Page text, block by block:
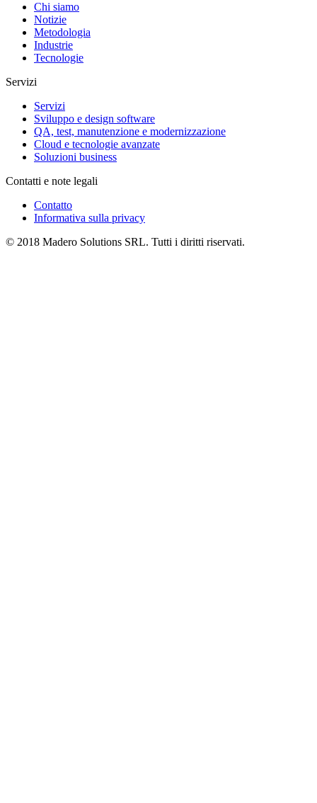
Chi siamo
Notizie
Metodologia
Industrie
Tecnologie
Servizi
Servizi
Sviluppo e design software
QA, test, manutenzione e modernizzazione
Cloud e tecnologie avanzate
Soluzioni business
Contatti e note legali
Contatto
Informativa sulla privacy
© 2018 Madero Solutions SRL. Tutti i diritti riservati.